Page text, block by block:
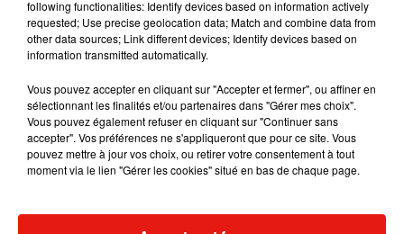
7 août 2026
Angèle et Amélie Lens dévoilent leur
collaboration tant attendue
following functionalities: Identify devices based on information actively
requested; Use precise geolocation data; Match and combine data from
other data sources; Link different devices; Identify devices based on
information transmitted automatically.
Vous pouvez accepter en cliquant sur "Accepter et fermer", ou affiner en
sélectionnant les finalités et/ou partenaires dans "Gérer mes choix".
Vous pouvez également refuser en cliquant sur "Continuer sans
accepter". Vos préférences ne s'appliqueront que pour ce site. Vous
pouvez mettre à jour vos choix, ou retirer votre consentement à tout
moment via le lien "Gérer les cookies" situé en bas de chaque page.